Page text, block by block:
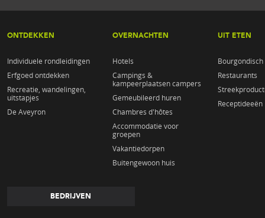
ONTDEKKEN
Individuele rondleidingen
Erfgoed ontdekken
Recreatie, wandelingen,
uitstapjes
De Aveyron
OVERNACHTEN
Hotels
Campings &
kampeerplaatsen campers
Gemeubileerd huren
Chambres d'hôtes
Accommodatie voor
groepen
Vakantiedorpen
Buitengewoon huis
UIT ETEN
Bourgondisch
Restaurants
Receptideeën
BEDRIJVEN